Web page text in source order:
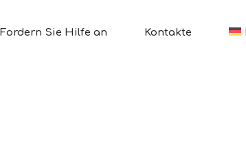
Fordern Sie Hilfe an Kontakte